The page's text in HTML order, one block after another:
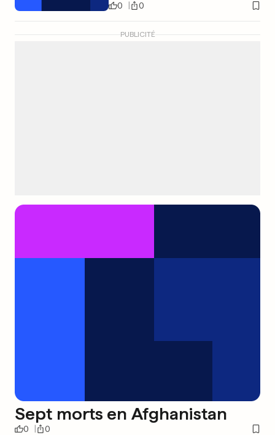
0 0
PUBLICITÉ
Sept morts en Afghanistan
0 0